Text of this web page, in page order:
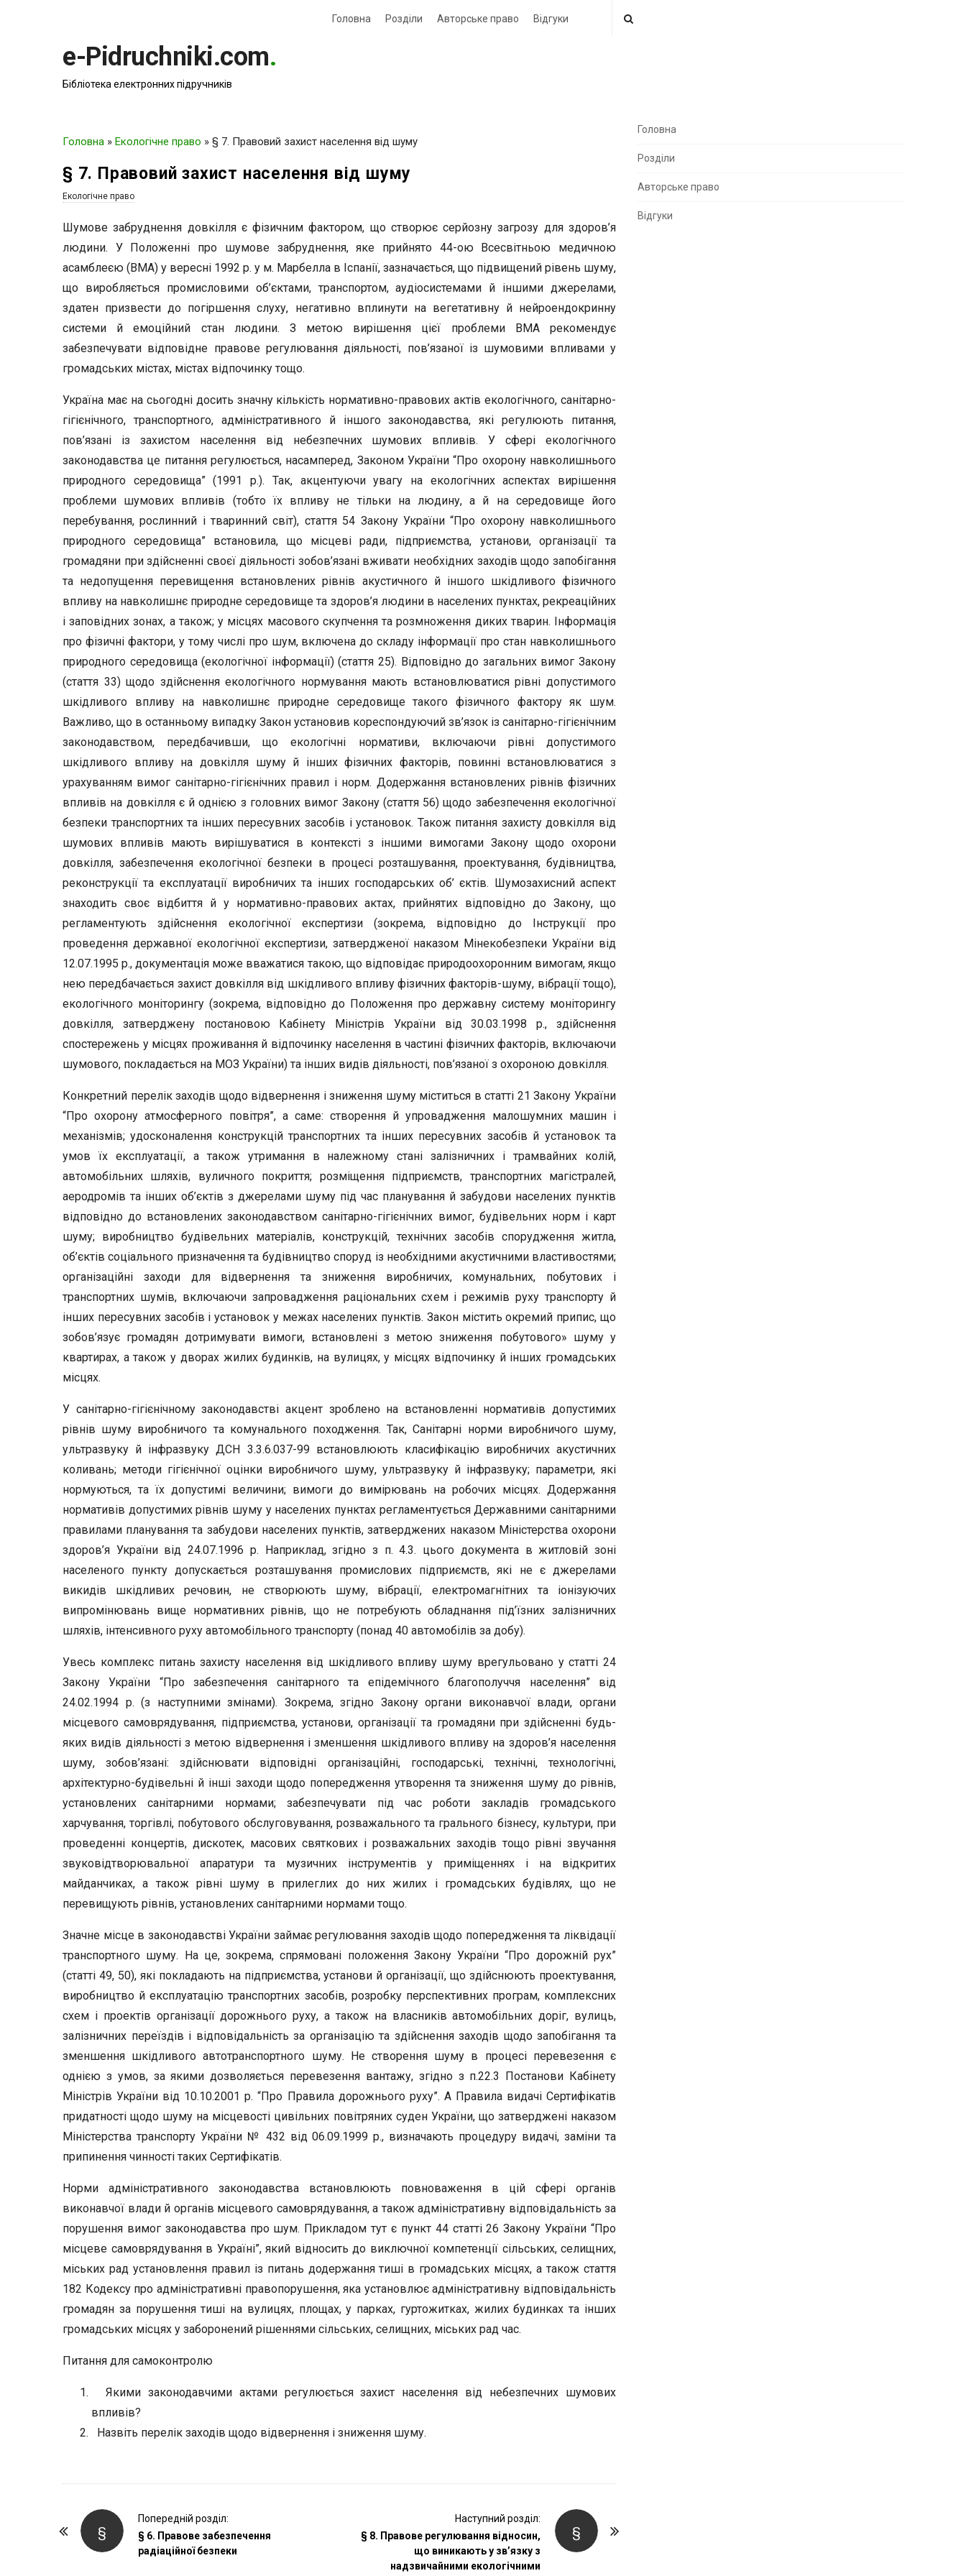
Головна Розділи Авторське право Відгуки
e-Pidruchniki.com.
Бібліотека електронних підручників
Головна » Екологічне право » § 7. Правовий захист населення від шуму
§ 7. Правовий захист населення від шуму
Екологічне право
Шумове забруднення довкілля є фізичним фактором, що створює серйозну загрозу для здоров’я
людини. У Положенні про шумове забруднення, яке прийнято 44-ою Всесвітньою медичною
асамблеєю (ВМА) у вересні 1992 р. у м. Марбелла в Іспанії, зазначається, що підвищений рівень шуму,
що виробляється промисловими об’єктами, транспортом, аудіосистемами й іншими джерелами,
здатен призвести до погіршення слуху, негативно вплинути на вегетативну й нейроендокринну
системи й емоційний стан людини. З метою вирішення цієї проблеми ВМА рекомендує
забезпечувати відповідне правове регулювання діяльності, пов’язаної із шумовими впливами у
громадських містах, містах відпочинку тощо.
Україна має на сьогодні досить значну кількість нормативно-правових актів екологічного, санітарно-
гігієнічного, транспортного, адміністративного й іншого законодавства, які регулюють питання,
пов’язані із захистом населення від небезпечних шумових впливів. У сфері екологічного
законодавства це питання регулюється, насамперед, Законом України “Про охорону навколишнього
природного середовища” (1991 р.). Так, акцентуючи увагу на екологічних аспектах вирішення
проблеми шумових впливів (тобто їх впливу не тільки на людину, а й на середовище його
перебування, рослинний і тваринний світ), стаття 54 Закону України “Про охорону навколишнього
природного середовища” встановила, що місцеві ради, підприємства, установи, організації та
громадяни при здійсненні своєї діяльності зобов’язані вживати необхідних заходів щодо запобігання
та недопущення перевищення встановлених рівнів акустичного й іншого шкідливого фізичного
впливу на навколишнє природне середовище та здоров’я людини в населених пунктах, рекреаційних
і заповідних зонах, а також; у місцях масового скупчення та розмноження диких тварин. Інформація
про фізичні фактори, у тому числі про шум, включена до складу інформації про стан навколишнього
природного середовища (екологічної інформації) (стаття 25). Відповідно до загальних вимог Закону
(стаття 33) щодо здійснення екологічного нормування мають встановлюватися рівні допустимого
шкідливого впливу на навколишнє природне середовище такого фізичного фактору як шум.
Важливо, що в останньому випадку Закон установив кореспондуючий зв’язок із санітарно-гігієнічним
законодавством, передбачивши, що екологічні нормативи, включаючи рівні допустимого
шкідливого впливу на довкілля шуму й інших фізичних факторів, повинні встановлюватися з
урахуванням вимог санітарно-гігієнічних правил і норм. Додержання встановлених рівнів фізичних
впливів на довкілля є й однією з головних вимог Закону (стаття 56) щодо забезпечення екологічної
безпеки транспортних та інших пересувних засобів і установок. Також питання захисту довкілля від
шумових впливів мають вирішуватися в контексті з іншими вимогами Закону щодо охорони
довкілля, забезпечення екологічної безпеки в процесі розташування, проектування, будівництва,
реконструкції та експлуатації виробничих та інших господарських об’ єктів. Шумозахисний аспект
знаходить своє відбиття й у нормативно-правових актах, прийнятих відповідно до Закону, що
регламентують здійснення екологічної експертизи (зокрема, відповідно до Інструкції про
проведення державної екологічної експертизи, затвердженої наказом Мінекобезпеки України від
12.07.1995 р., документація може вважатися такою, що відповідає природоохоронним вимогам, якщо
нею передбачається захист довкілля від шкідливого впливу фізичних факторів-шуму, вібрації тощо),
екологічного моніторингу (зокрема, відповідно до Положення про державну систему моніторингу
довкілля, затверджену постановою Кабінету Міністрів України від 30.03.1998 р., здійснення
спостережень у місцях проживання й відпочинку населення в частині фізичних факторів, включаючи
шумового, покладається на МОЗ України) та інших видів діяльності, пов’язаної з охороною довкілля.
Конкретний перелік заходів щодо відвернення і зниження шуму міститься в статті 21 Закону України
“Про охорону атмосферного повітря”, а саме: створення й упровадження малошумних машин і
механізмів; удосконалення конструкцій транспортних та інших пересувних засобів й установок та
умов їх експлуатації, а також утримання в належному стані залізничних і трамвайних колій,
автомобільних шляхів, вуличного покриття; розміщення підприємств, транспортних магістралей,
аеродромів та інших об’єктів з джерелами шуму під час планування й забудови населених пунктів
відповідно до встановлених законодавством санітарно-гігієнічних вимог, будівельних норм і карт
шуму; виробництво будівельних матеріалів, конструкцій, технічних засобів спорудження житла,
об’єктів соціального призначення та будівництво споруд із необхідними акустичними властивостями;
організаційні заходи для відвернення та зниження виробничих, комунальних, побутових і
транспортних шумів, включаючи запровадження раціональних схем і режимів руху транспорту й
інших пересувних засобів і установок у межах населених пунктів. Закон містить окремий припис, що
зобов’язує громадян дотримувати вимоги, встановлені з метою зниження побутового» шуму у
квартирах, а також у дворах жилих будинків, на вулицях, у місцях відпочинку й інших громадських
місцях.
У санітарно-гігієнічному законодавстві акцент зроблено на встановленні нормативів допустимих
рівнів шуму виробничого та комунального походження. Так, Санітарні норми виробничого шуму,
ультразвуку й інфразвуку ДСН 3.3.6.037-99 встановлюють класифікацію виробничих акустичних
коливань; методи гігієнічної оцінки виробничого шуму, ультразвуку й інфразвуку; параметри, які
нормуються, та їх допустимі величини; вимоги до вимірювань на робочих місцях. Додержання
нормативів допустимих рівнів шуму у населених пунктах регламентується Державними санітарними
правилами планування та забудови населених пунктів, затверджених наказом Міністерства охорони
здоров’я України від 24.07.1996 р. Наприклад, згідно з п. 4.3. цього документа в житловій зоні
населеного пункту допускається розташування промислових підприємств, які не є джерелами
викидів шкідливих речовин, не створюють шуму, вібрації, електромагнітних та іонізуючих
випромінювань вище нормативних рівнів, що не потребують обладнання під’їзних залізничних
шляхів, інтенсивного руху автомобільного транспорту (понад 40 автомобілів за добу).
Увесь комплекс питань захисту населення від шкідливого впливу шуму врегульовано у статті 24
Закону України “Про забезпечення санітарного та епідемічного благополуччя населення” від
24.02.1994 р. (з наступними змінами). Зокрема, згідно Закону органи виконавчої влади, органи
місцевого самоврядування, підприємства, установи, організації та громадяни при здійсненні будь-
яких видів діяльності з метою відвернення і зменшення шкідливого впливу на здоров’я населення
шуму, зобов’язані: здійснювати відповідні організаційні, господарські, технічні, технологічні,
архітектурно-будівельні й інші заходи щодо попередження утворення та зниження шуму до рівнів,
установлених санітарними нормами; забезпечувати під час роботи закладів громадського
харчування, торгівлі, побутового обслуговування, розважального та грального бізнесу, культури, при
проведенні концертів, дискотек, масових святкових і розважальних заходів тощо рівні звучання
звуковідтворювальної апаратури та музичних інструментів у приміщеннях і на відкритих
майданчиках, а також рівні шуму в прилеглих до них жилих і громадських будівлях, що не
перевищують рівнів, установлених санітарними нормами тощо.
Значне місце в законодавстві України займає регулювання заходів щодо попередження та ліквідації
транспортного шуму. На це, зокрема, спрямовані положення Закону України “Про дорожній рух”
(статті 49, 50), які покладають на підприємства, установи й організації, що здійснюють проектування,
виробництво й експлуатацію транспортних засобів, розробку перспективних програм, комплексних
схем і проектів організації дорожнього руху, а також на власників автомобільних доріг, вулиць,
залізничних переїздів і відповідальність за організацію та здійснення заходів щодо запобігання та
зменшення шкідливого автотранспортного шуму. Не створення шуму в процесі перевезення є
однією з умов, за якими дозволяється перевезення вантажу, згідно з п.22.3 Постанови Кабінету
Міністрів України від 10.10.2001 р. “Про Правила дорожнього руху”. А Правила видачі Сертифікатів
придатності щодо шуму на місцевості цивільних повітряних суден України, що затверджені наказом
Міністерства транспорту України № 432 від 06.09.1999 р., визначають процедуру видачі, заміни та
припинення чинності таких Сертифікатів.
Норми адміністративного законодавства встановлюють повноваження в цій сфері органів
виконавчої влади й органів місцевого самоврядування, а також адміністративну відповідальність за
порушення вимог законодавства про шум. Прикладом тут є пункт 44 статті 26 Закону України “Про
місцеве самоврядування в Україні”, який відносить до виключної компетенції сільських, селищних,
міських рад установлення правил із питань додержання тиші в громадських місцях, а також стаття
182 Кодексу про адміністративні правопорушення, яка установлює адміністративну відповідальність
громадян за порушення тиші на вулицях, площах, у парках, гуртожитках, жилих будинках та інших
громадських місцях у заборонений рішеннями сільських, селищних, міських рад час.
Питання для самоконтролю
Якими законодавчими актами регулюється захист населення від небезпечних шумових
впливів?
Назвіть перелік заходів щодо відвернення і зниження шуму.
§
Попередній розділ:
§ 6. Правове забезпечення
радіаційної безпеки
§
Наступний розділ:
§ 8. Правове регулювання відносин,
що виникають у зв’язку з
надзвичайними екологічними
S
e
S
Головна
Розділи
Авторське право
Відгуки